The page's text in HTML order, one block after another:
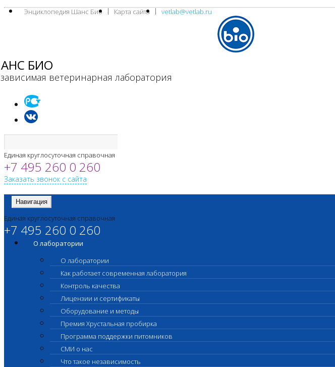
Энциклопедия Шанс Био Карта сайта vetlab@vetlab.ru
БИО
ветеринарная лаборатория
Единая круглосуточная справочная
+7 495 260 0 260
Заказать звонок с сайта
Навигация
Единая круглосуточная справочная
+7 495 260 0 260
О лаборатории
О лаборатории
Как работает современная лаборатория
Контроль качества
Лицензии и сертификаты
Оборудование и методы
Премия Хрустальная пробирка
Программа поддержки питомников
СМИ о нас
Что такое независимость